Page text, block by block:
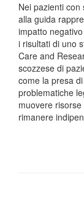
Nei pazienti
alla guida
impatto
i risultati di uno
Care and
scozzese di
come la presa
problematiche
muovere
rimanere